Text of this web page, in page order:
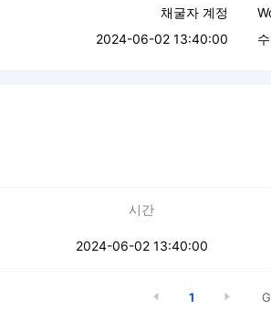
채굴자 계정
2024-06-02 13:40:00
시간
2024-06-02 13:40:00
1